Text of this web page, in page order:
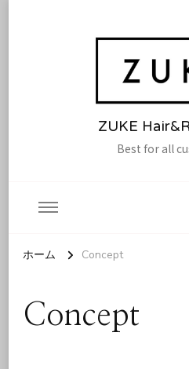
ZUKE
Best for all
ホーム Concept
Concept